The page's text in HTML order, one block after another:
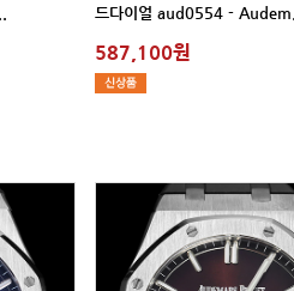
드다이얼 aud0554 - Audem..
587,100원